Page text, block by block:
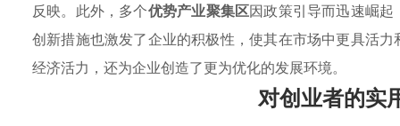
反映。此外，多个优势产业聚集区因政策引导而迅速崛
创新措施也激发了企业的积极性，使其在市场中更具活
经济活力，还为企业创造了更为优化的发展环境。
对创业者的实